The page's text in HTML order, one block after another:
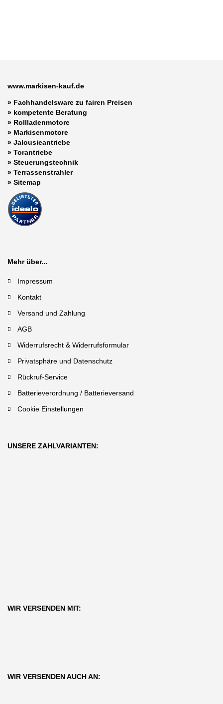
www.markisen-kauf.de
» Fachhandelsware zu fairen Preisen
» kompetente Beratung
» Rollladenmotore
» Markisenmotore
» Jalousieantriebe
» Torantriebe
» Steuerungstechnik
» Terrassenstrahler
» Sitemap
Mehr über...
Impressum
Kontakt
Versand und Zahlung
AGB
Widerrufsrecht & Widerrufsformular
Privatsphäre und Datenschutz
Rückruf-Service
Batterieverordnung / Batterieversand
Cookie Einstellungen
UNSERE ZAHLVARIANTEN:
WIR VERSENDEN MIT:
WIR VERSENDEN AUCH AN: